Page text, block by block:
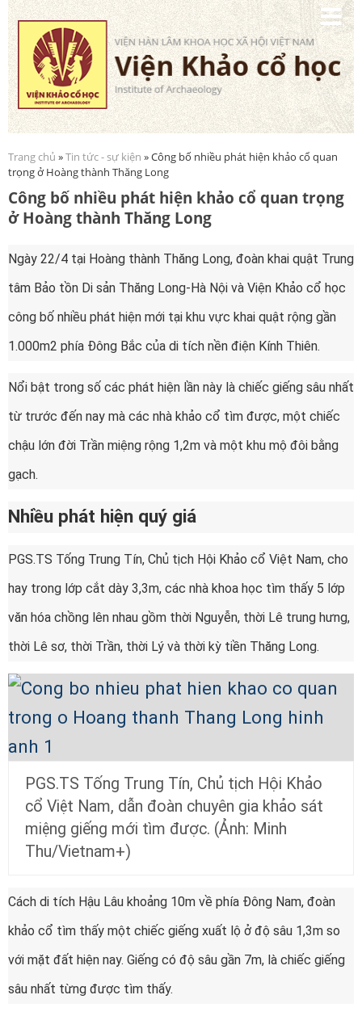
Nhảy
đến
nội
dung
Bạn đang ở đây
Trang chủ »Tin tức - sự kiện » Công bố nhiều phát hiện khảo cổ quan
trọng ở Hoàng thành Thăng Long
Công bố nhiều phát hiện khảo cổ quan trọng
ở Hoàng thành Thăng Long
Ngày 22/4 tại Hoàng thành Thăng Long, đoàn khai quật Trung
tâm Bảo tồn Di sản Thăng Long-Hà Nội và Viện Khảo cổ học
công bố nhiều phát hiện mới tại khu vực khai quật rộng gần
1.000m2 phía Đông Bắc của di tích nền điện Kính Thiên.
Nổi bật trong số các phát hiện lần này là chiếc giếng sâu nhất
từ trước đến nay mà các nhà khảo cổ tìm được, một chiếc
chậu lớn đời Trần miệng rộng 1,2m và một khu mộ đôi bằng
gạch.
Nhiều phát hiện quý giá
PGS.TS Tống Trung Tín, Chủ tịch Hội Khảo cổ Việt Nam, cho
hay trong lớp cắt dày 3,3m, các nhà khoa học tìm thấy 5 lớp
văn hóa chồng lên nhau gồm thời Nguyễn, thời Lê trung hưng,
thời Lê sơ, thời Trần, thời Lý và thời kỳ tiền Thăng Long.
PGS.TS Tống Trung Tín, Chủ tịch Hội Khảo
cổ Việt Nam, dẫn đoàn chuyên gia khảo sát
miệng giếng mới tìm được. (Ảnh: Minh
Thu/Vietnam+)
Cách di tích Hậu Lâu khoảng 10m về phía Đông Nam, đoàn
khảo cổ tìm thấy một chiếc giếng xuất lộ ở độ sâu 1,3m so
với mặt đất hiện nay. Giếng có độ sâu gần 7m, là chiếc giếng
sâu nhất từng được tìm thấy.